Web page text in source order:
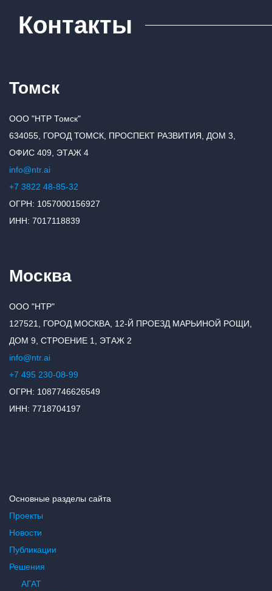
Контакты
Томск
ООО "НТР Томск"
634055, ГОРОД ТОМСК, ПРОСПЕКТ РАЗВИТИЯ, ДОМ 3,
ОФИС 409, ЭТАЖ 4
info@ntr.ai
+7 3822 48-85-32
ОГРН: 1057000156927
ИНН: 7017118839
Москва
ООО "НТР"
127521, ГОРОД МОСКВА, 12-Й ПРОЕЗД МАРЬИНОЙ РОЩИ,
ДОМ 9, СТРОЕНИЕ 1, ЭТАЖ 2
info@ntr.ai
+7 495 230-08-99
ОГРН: 1087746626549
ИНН: 7718704197
Основные разделы сайта
Проекты
Новости
Публикации
Решения
АГАТ